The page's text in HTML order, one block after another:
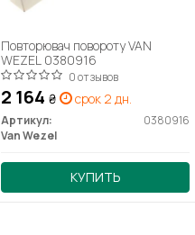
Повторювач повороту VAN
WEZEL 0380916
0 отзывов
2 164 ₴ срок 2 дн.
Артикул:
0380916
Van Wezel
КУПИТЬ